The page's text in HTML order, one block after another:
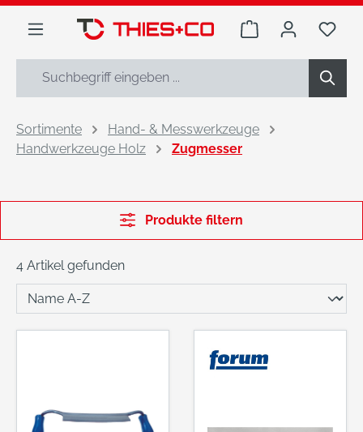
springen
Warenkorb Du
Sortimente
Hand- & Messwerkzeuge
Handwerkzeuge Holz
Zugmesser
Produkte filtern
4 Artikel gefunden